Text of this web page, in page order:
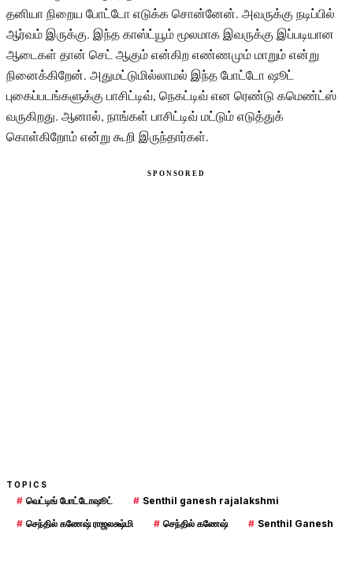
தனியா நிறைய போட்டோ எடுக்க சொன்னேன். அவருக்கு நடிப்பில்
ஆர்வம் இருக்கு. இந்த காஸ்ட்யூம் மூலமாக இவருக்கு இப்படியான
ஆடைகள் தான் செட் ஆகும் என்கிற எண்ணமும் மாறும் என்று
நினைக்கிறேன். அதுமட்டுமில்லாமல் இந்த போட்டோ ஷூட்
புகைப்படங்களுக்கு பாசிட்டிவ், நெகட்டிவ் என ரெண்டு கமெண்ட்ஸ்
வருகிறது. ஆனால், நாங்கள் பாசிட்டிவ் மட்டும் எடுத்துக்
கொள்கிறோம் என்று கூறி இருந்தார்கள்.
TOPICS
# வெட்டிங் போட்டோஷூட் # Senthil ganesh rajalakshmi
# செந்தில் கணேஷ் ராஜலக்ஷ்மி # செந்தில் கணேஷ் # Senthil Ganesh